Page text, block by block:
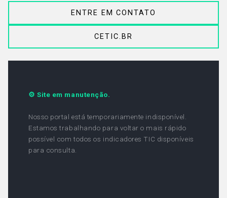
ENTRE EM CONTATO
CETIC.BR
⚙ Site em manutenção.
Nosso portal está temporariamente indisponível.
Estamos trabalhando para voltar o mais rápido
possível com todos os indicadores TIC disponíveis
para consulta.